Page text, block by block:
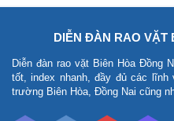
DIỄN ĐÀN RAO VẶT
Diễn đàn rao vặt Biên Hòa Đồng
tốt, index nhanh, đầy đủ các lĩnh
trường Biên Hòa, Đồng Nai cũng